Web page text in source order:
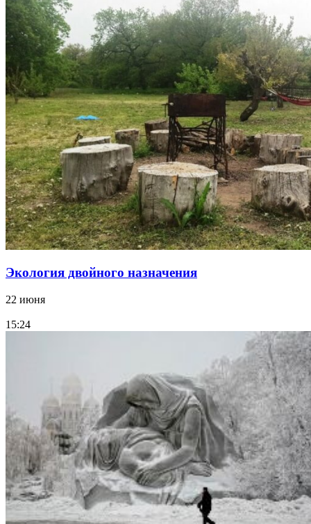
Экология двойного назначения
22 июня
15:24